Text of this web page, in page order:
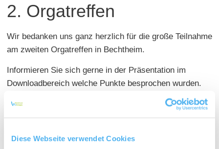
Diese Webseite verwendet Cookies
2. Orgatreffen
Wir bedanken uns ganz herzlich für die große Teilnahme
am zweiten Orgatreffen in Bechtheim.
Informieren Sie sich gerne in der Präsentation im
Downloadbereich welche Punkte besprochen wurden.
Des Weiteren können Sie sich hier die Abfrage für die
Standgröße und die Datei zum Melden der
Informationen bis 03. Juni 2024 von Ihnen, um die